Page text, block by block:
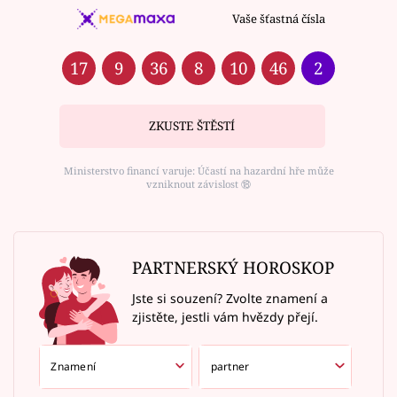
Vaše šťastná čísla
17 9 36 8 10 46 2
ZKUSTE ŠTĚSTÍ
Ministerstvo financí varuje: Účastí na hazardní hře může
vzniknout závislost ⑱
PARTNERSKÝ HOROSKOP
Jste si souzení? Zvolte znamení a
zjistěte, jestli vám hvězdy přejí.